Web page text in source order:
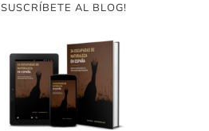
SUSCRÍBETE AL BLOG!